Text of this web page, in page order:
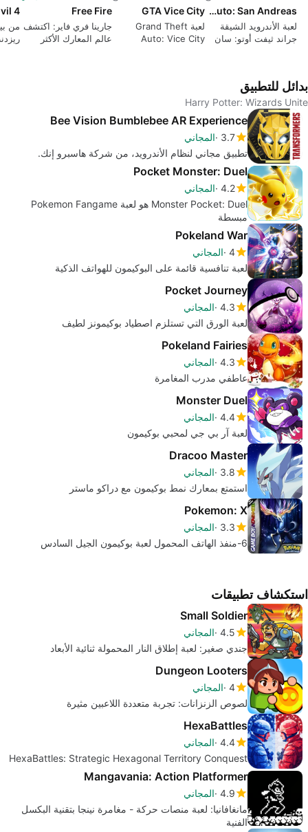
Grand Theft Auto: San Andreas
لعبة الأندرويد الشيقة
جراند ثيفت أوتو: سان
GTA Vice City
لعبة Grand Theft
Auto: Vice City
Free Fire
جارينا فري فاير: اكتشف
عالم المعارك الأكثر
4
من
بدائل للتطبيق
Harry Potter: Wizards Unite
Bee Vision Bumblebee AR Experience
3.7 المجاني
تطبيق مجاني لنظام الأندرويد، من شركة هاسبرو إنك.
Pocket Monster: Duel
4.2 المجاني
Monster Pocket: Duel هو لعبة Pokemon Fangame
مبسطة
Pokeland War
4 المجاني
لعبة تنافسية قائمة على البوكيمون للهواتف الذكية
Pocket Journey
4.3 المجاني
لعبة الورق التي تستلزم اصطياد بوكيمونز لطيف
Pokeland Fairies
4.3 المجاني
عاطفي مدرب المغامرة
Monster Duel
4.4 المجاني
لعبة آر بي جي لمحبي بوكيمون
Dracoo Master
3.8 المجاني
استمتع بمعارك نمط بوكيمون مع دراكو ماستر
Pokemon: X
3.3 المجاني
6-منفذ الهاتف المحمول لعبة بوكيمون الجيل السادس
استكشاف تطبيقات
Small Soldier
4.5 المجاني
جندي صغير: لعبة إطلاق النار المحمولة ثنائية الأبعاد
Dungeon Looters
4 المجاني
لصوص الزنزانات: تجربة متعددة اللاعبين مثيرة
HexaBattles
4.4 المجاني
HexaBattles: Strategic Hexagonal Territory Conquest
Mangavania: Action Platformer
4.9 المجاني
مانغافانيا: لعبة منصات حركة - مغامرة نينجا بتقنية البكسل
الفنية